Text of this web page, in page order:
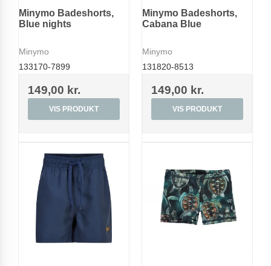
Minymo Badeshorts,
Blue nights
Minymo
133170-7899
149,00 kr.
VIS PRODUKT
Minymo Badeshorts,
Cabana Blue
Minymo
131820-8513
149,00 kr.
VIS PRODUKT